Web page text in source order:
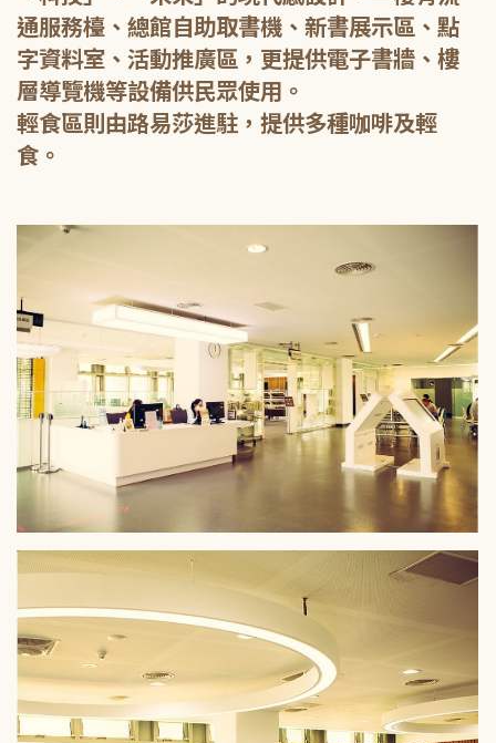
通服務檯、總館自助取書機、新書展示區、點
字資料室、活動推廣區，更提供電子書牆、樓
層導覽機等設備供民眾使用。
輕食區則由路易莎進駐，提供多種咖啡及輕
食。